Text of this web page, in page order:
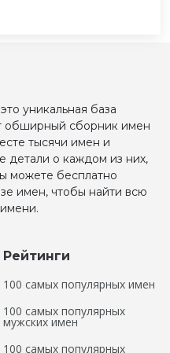
уникальная база
обширный сборник имен
тысячи имен и
детали о каждом из них,
можете бесплатно
имен, чтобы найти всю
Рейтинги
100 самых популярных имен
100 самых популярных
мужских имен
100 самых популярных